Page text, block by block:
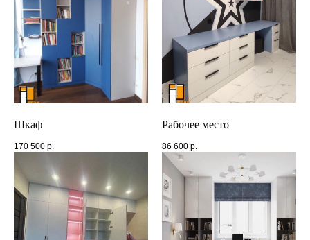
Шкаф
170 500 р.
Рабочее место
86 600 р.